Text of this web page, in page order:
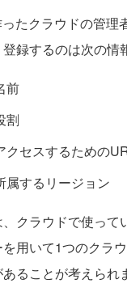
たクラウドの管理
録するのは次の情
前
割
クセスするための
属するリージョン
、クラウドで使っ
用いて1つのクラ
ることが考えら